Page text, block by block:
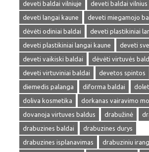
deveti baldai vilniuje
deveti baldai vilnius
deveti langai kaune
deveti miegamojo
dėvėti odiniai baldai
deveti plastikiniai
deveti plastikiniai langai kaune
deveti
deveti vaikiski baldai
dėvėti virtuvės
deveti virtuviniai baldai
devetos spintos
diemedis palanga
diforma baldai
doliva kosmetika
dorkanas vairavimo
dovanoja virtuves baldus
drabužinė
drabuzines baldai
drabuzines durys
drabuzines isplanavimas
drabuziniu